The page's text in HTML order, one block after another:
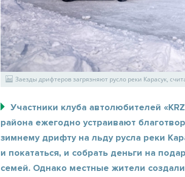
Заезды дрифтеров загрязняют русло реки Карасук,
Участники клуба автолюбителей
района ежегодно устраивают
зимнему дрифту на льду русла реки
и покататься, и собрать деньги на
семей. Однако местные жители